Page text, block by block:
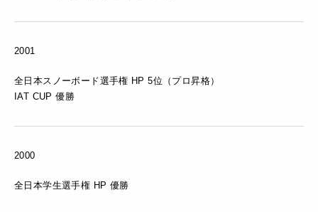
2001
全日本スノーボード選手権 HP 5位（プロ昇格）
IAT CUP 優勝
2000
全日本学生選手権 HP 優勝